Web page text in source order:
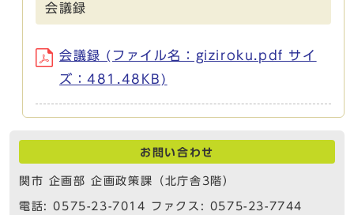
会議録
会議録 (ファイル名：giziroku.pdf サイ
ズ：481.48KB)
お問い合わせ
関市 企画部 企画政策課（北庁舎3階）
電話: 0575-23-7014 ファクス: 0575-23-7744